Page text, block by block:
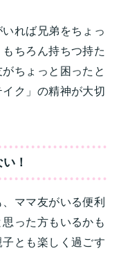
れば兄弟をちょっ
ちろん持ちつ持た
ちょっと困ったと
ク」の精神が大切
！
ママ友がいる便利
った方もいるかも
とも楽しく過ごす